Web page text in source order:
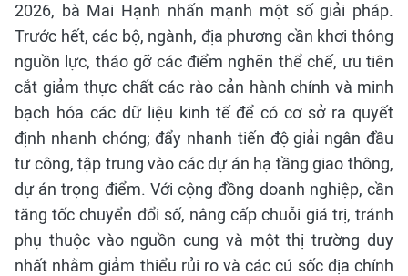
2026, bà Mai Hạnh nhấn mạnh một số giải pháp.
Trước hết, các bộ, ngành, địa phương cần khơi thông
nguồn lực, tháo gỡ các điểm nghẽn thể chế, ưu tiên
cắt giảm thực chất các rào cản hành chính và minh
bạch hóa các dữ liệu kinh tế để có cơ sở ra quyết
định nhanh chóng; đẩy nhanh tiến độ giải ngân đầu
tư công, tập trung vào các dự án hạ tầng giao thông,
dự án trọng điểm. Với cộng đồng doanh nghiệp, cần
tăng tốc chuyển đổi số, nâng cấp chuỗi giá trị, tránh
phụ thuộc vào nguồn cung và một thị trường duy
nhất nhằm giảm thiểu rủi ro và các cú sốc địa chính